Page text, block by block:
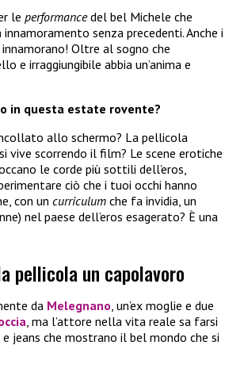
le performancedel bel Michele che
senza precedenti. Anche i
Oltre al sogno che
e irraggiungibile abbia un’anima e
in questa estate rovente?
allo schermo? La pellicola
vive scorrendo il film? Le scene erotiche
le corde più sottili dell’eros,
ciò che i tuoi occhi hanno
con un curriculum che fa invidia, un
nel paese dell’eros esagerato? È una
pellicola un capolavoro
da Melegnano , un’ex moglie e due
, ma l’attore nella vita reale sa farsi
jeans che mostrano il bel mondo che si